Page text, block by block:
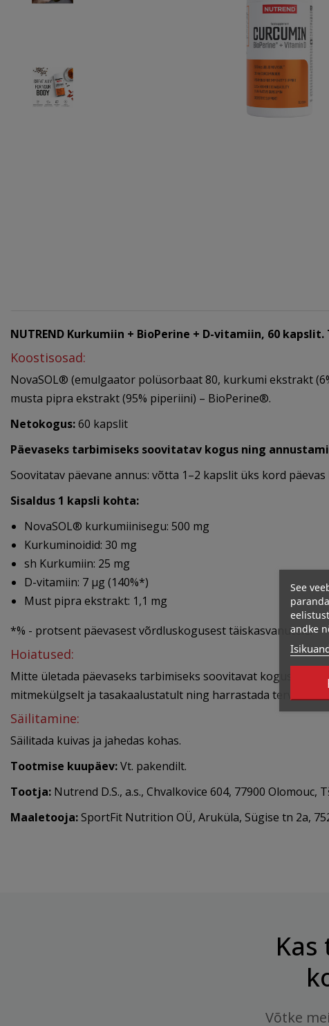
NUTREND Kurkumiin + BioPerine + D-vitamiin, 60 kapslit.
Koostisosad:
NovaSOL® (emulgaator polüsorbaat 80, kurkumi ekstrakt
musta pipra ekstrakt (95% piperiini) – BioPerine®.
Netokogus:60 kapslit
Päevaseks tarbimiseks soovitatav kogus ning
Soovitatav päevane annus: võtta 1–2 kapslit üks kord
Sisaldus 1 kapsli kohta:
NovaSOL® kurkumiinisegu: 500 mg
Kurkuminoidid: 30 mg
sh Kurkumiin: 25 mg
D-vitamiin: 7 µg (140%*)
Must pipra ekstrakt: 1,1 mg
*% - protsent päevasest võrdluskogusest täiskasvanutele.
Hoiatused:
Mitte ületada päevaseks tarbimiseks soovitavat kogust.
mitmekülgselt ja tasakaalustatult ning harrastada
Säilitamine:
Säilitada kuivas ja jahedas kohas.
Tootmise kuupäev:Vt. pakendilt.
Tootja: Nutrend D.S., a.s., Chvalkovice 604, 77900 Olomouc,
Maaletooja:SportFit Nutrition OÜ, Aruküla, Sügise tn 2a,
Kas
Võtke
See
andke